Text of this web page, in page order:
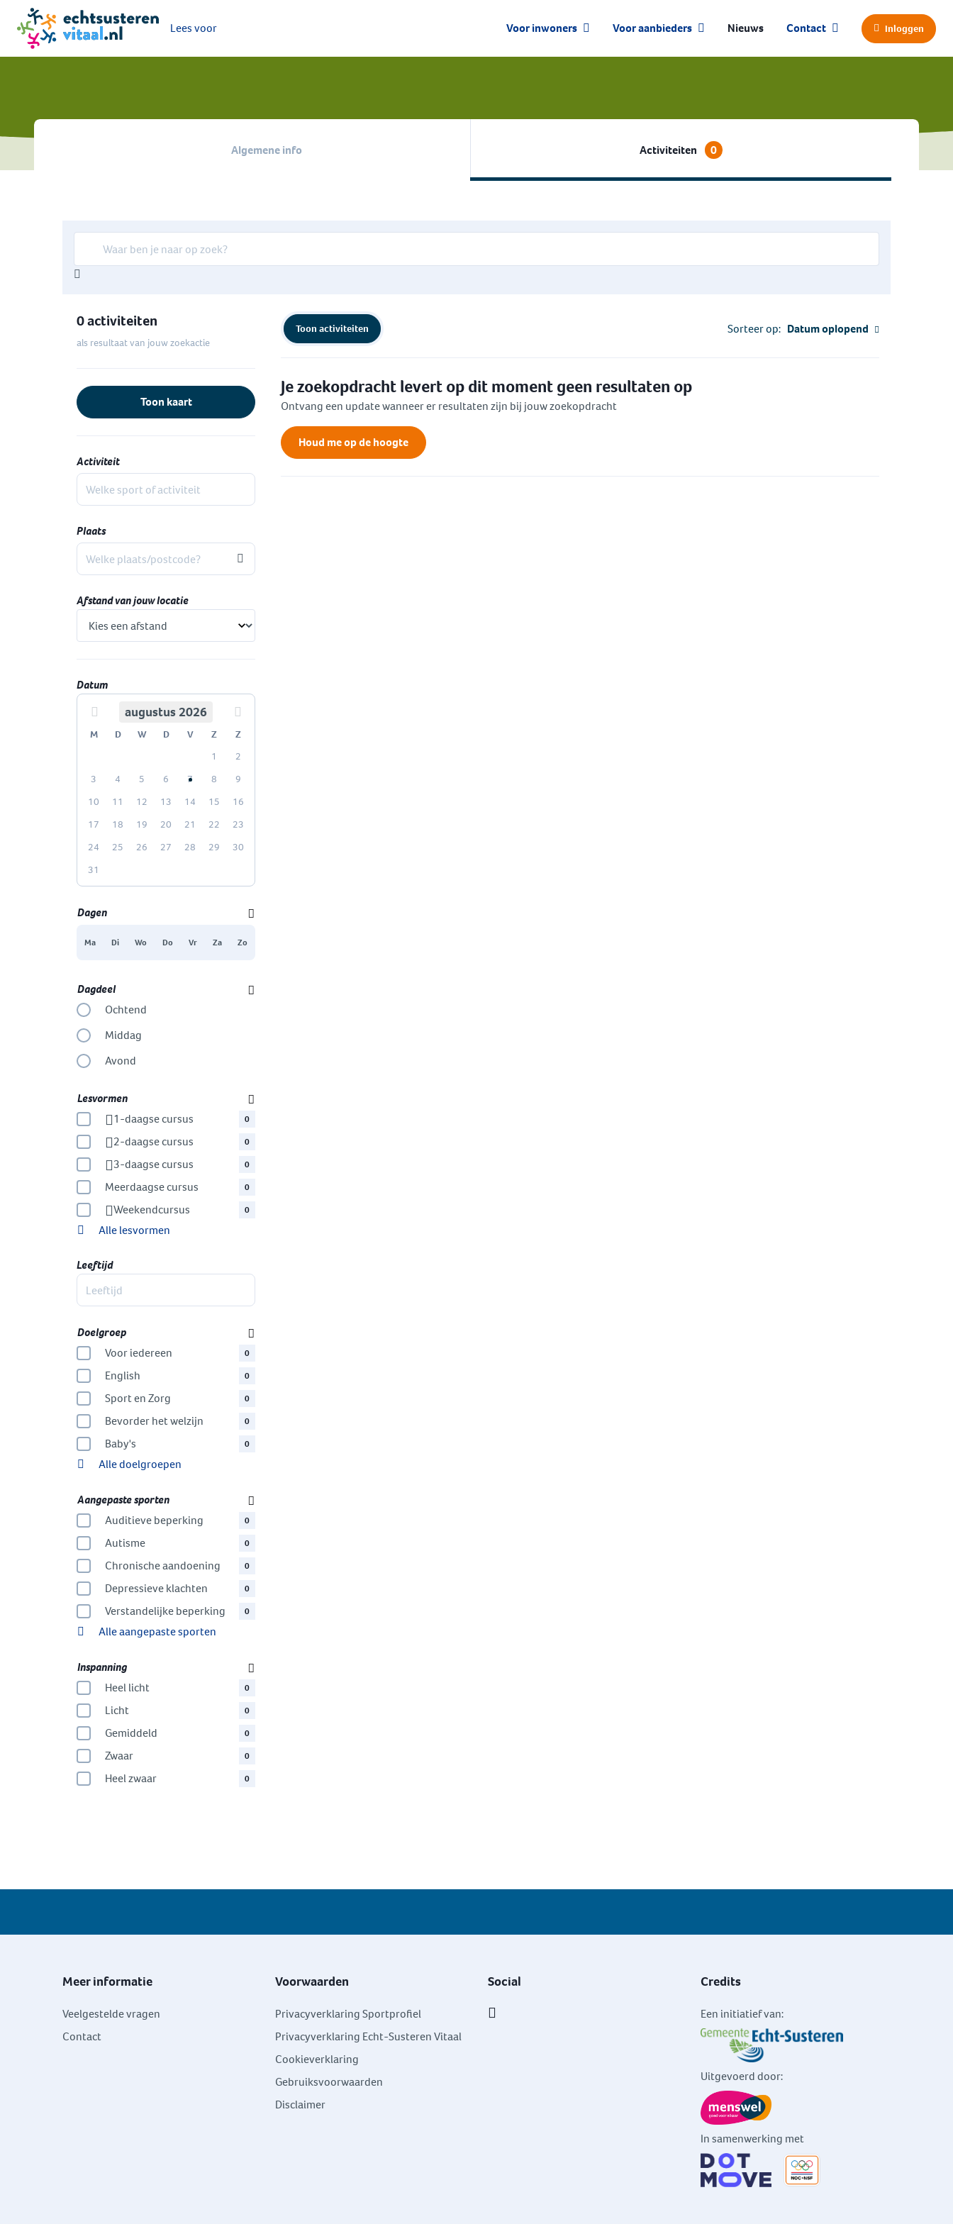
Ga naar de homepage van Echt-Susteren Vitaal
Lees voor Voor inwoners Voor aanbieders Nieuws Contact Inloggen
Algemene info Activiteiten 0
0 activiteiten
als resultaat van jouw zoekactie
Toon kaart
Activiteit
Zoeken op sport of activiteit
Plaats
Zoeken op plaats of postcode
Afstand van jouw locatie
Datum
Vorige maand Volgende maand
augustus 2026
M D W D V Z
Z
1
2
3
4 5 6 7 8
9
10
11 12 13 14 15
16
17
18 19 20 21 22
23
24
25 26 27 28 29
30
31
Dagen
Ma Di Wo Do Vr Za Zo
Dagdeel
Ochtend
Middag
Avond
Lesvormen
1-daagse cursus
0
2-daagse cursus 0
3-daagse cursus 0
Meerdaagse cursus 0
Weekendcursus 0
Alle lesvormen
Leeftijd
Doelgroep
Voor iedereen
0
English 0
Sport en Zorg 0
Bevorder het welzijn 0
Baby's 0
Alle doelgroepen
Aangepaste sporten
Auditieve beperking
0
Autisme 0
Chronische aandoening 0
Depressieve klachten 0
Verstandelijke beperking 0
Alle aangepaste sporten
Inspanning
Heel licht
0
Licht 0
Gemiddeld 0
Zwaar 0
Heel zwaar 0
Toon activiteiten Sorteer op: Datum oplopend
Je zoekopdracht levert op dit moment geen resultaten op
Ontvang een update wanneer er resultaten zijn bij jouw zoekopdracht
Houd me op de hoogte
Meer informatie
Veelgestelde vragen
Contact
Voorwaarden
Privacyverklaring Sportprofiel
Privacyverklaring Echt-Susteren Vitaal
Cookieverklaring
Gebruiksvoorwaarden
Disclaimer
Social Credits
Een initiatief van:
Uitgevoerd door:
In samenwerking met